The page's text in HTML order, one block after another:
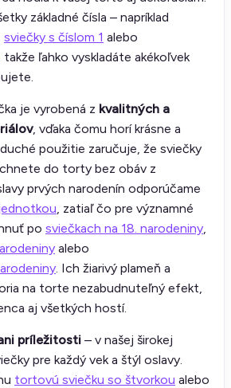
základné čísla – napríklad
sviečky s číslom 1 alebo
takže ľahko vyskladáte akékoľvek
je vyrobená z kvalitných a
, vďaka čomu horí krásne a
použitie zaručuje, že sviečky
do torty bez obáv z
prvých narodenín odporúčame
, zatiaľ čo pre významné
po sviečkach na 18. narodeniny,
alebo
. Ich žiarivý plameň a
na torte nezabudnuteľný efekt,
aj všetkých hostí.
príležitosti – v našej širokej
pre každý vek a štýl oslavy.
tortovú sviečku so štvorkou alebo